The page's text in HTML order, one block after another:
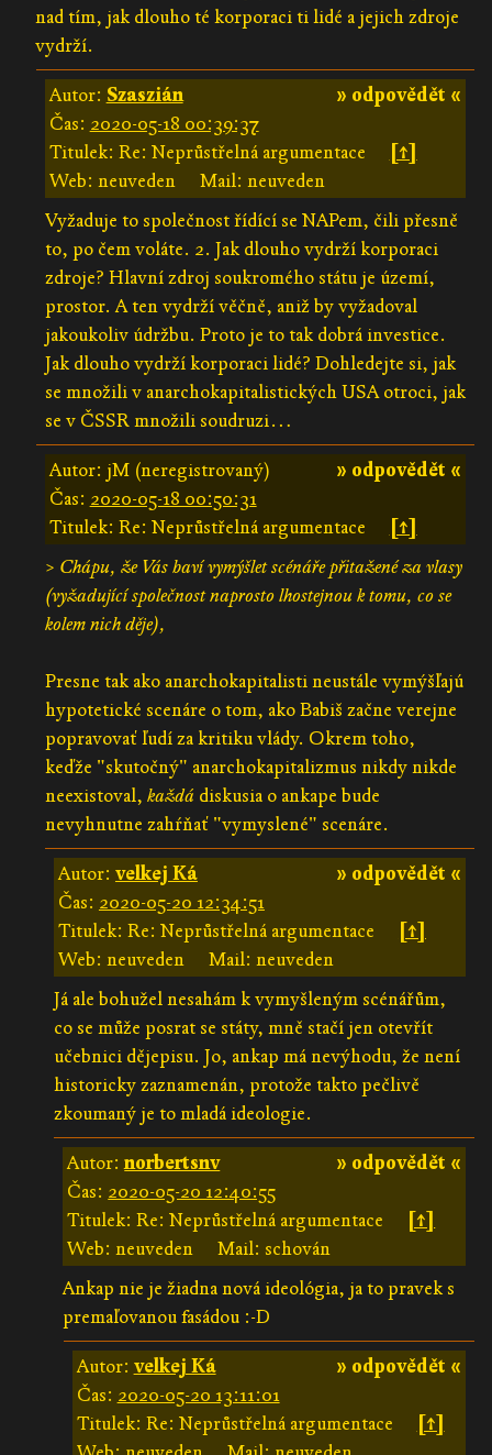
nad tím, jak dlouho té korporaci ti lidé a jejich zdroje
vydrží.
» odpovědět «
Autor: Szaszián
Čas: 2020-05-18 00:39:37
Titulek: Re: Neprůstřelná argumentace
[↑]
Web: neuveden
Mail: neuveden
Vyžaduje to společnost řídící se NAPem, čili přesně
to, po čem voláte. 2. Jak dlouho vydrží korporaci
zdroje? Hlavní zdroj soukromého státu je území,
prostor. A ten vydrží věčně, aniž by vyžadoval
jakoukoliv údržbu. Proto je to tak dobrá investice.
Jak dlouho vydrží korporaci lidé? Dohledejte si, jak
se množili v anarchokapitalistických USA otroci, jak
se v ČSSR množili soudruzi…
» odpovědět «
Autor: jM (neregistrovaný)
Čas: 2020-05-18 00:50:31
Titulek: Re: Neprůstřelná argumentace
[↑]
> Chápu, že Vás baví vymýšlet scénáře přitažené za vlasy
(vyžadující společnost naprosto lhostejnou k tomu, co se
kolem nich děje),
Presne tak ako anarchokapitalisti neustále vymýšľajú
hypotetické scenáre o tom, ako Babiš začne verejne
popravovať ľudí za kritiku vlády. Okrem toho,
keďže "skutočný" anarchokapitalizmus nikdy nikde
neexistoval, každá diskusia o ankape bude
nevyhnutne zahŕňať "vymyslené" scenáre.
» odpovědět «
Autor: velkej Ká
Čas: 2020-05-20 12:34:51
Titulek: Re: Neprůstřelná argumentace
[↑]
Web: neuveden
Mail: neuveden
Já ale bohužel nesahám k vymyšleným scénářům,
co se může posrat se státy, mně stačí jen otevřít
učebnici dějepisu. Jo, ankap má nevýhodu, že není
historicky zaznamenán, protože takto pečlivě
zkoumaný je to mladá ideologie.
» odpovědět «
Autor:norbertsnv
Čas: 2020-05-20 12:40:55
Titulek: Re: Neprůstřelná argumentace
[↑]
Web: neuveden
Mail: schován
Ankap nie je žiadna nová ideológia, ja to pravek s
premaľovanou fasádou :-D
» odpovědět «
Autor: velkej Ká
Čas: 2020-05-20 13:11:01
Titulek: Re: Neprůstřelná argumentace
[↑]